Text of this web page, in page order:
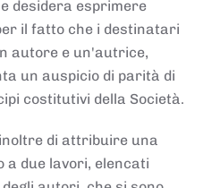
desidera esprimere
il fatto che i destinatari
autore e un'autrice,
un auspicio di parità di
costitutivi della Società.
di attribuire una
a due lavori, elencati